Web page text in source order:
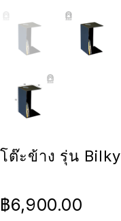
โต๊ะข้าง รุ่น Bilky
฿6,900.00